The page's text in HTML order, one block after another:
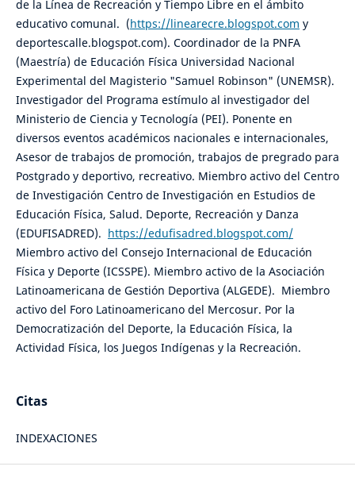
de la Línea de Recreación y Tiempo Libre en el ámbito
educativo comunal. (https://linearecre.blogspot.com y
deportescalle.blogspot.com). Coordinador de la PNFA
(Maestría) de Educación Física Universidad Nacional
Experimental del Magisterio "Samuel Robinson" (UNEMSR).
Investigador del Programa estímulo al investigador del
Ministerio de Ciencia y Tecnología (PEI). Ponente en
diversos eventos académicos nacionales e internacionales,
Asesor de trabajos de promoción, trabajos de pregrado para
Postgrado y deportivo, recreativo. Miembro activo del Centro
de Investigación Centro de Investigación en Estudios de
Educación Física, Salud. Deporte, Recreación y Danza
(EDUFISADRED). https://edufisadred.blogspot.com/
Miembro activo del Consejo Internacional de Educación
Física y Deporte (ICSSPE). Miembro activo de la Asociación
Latinoamericana de Gestión Deportiva (ALGEDE). Miembro
activo del Foro Latinoamericano del Mercosur. Por la
Democratización del Deporte, la Educación Física, la
Actividad Física, los Juegos Indígenas y la Recreación.
Citas
INDEXACIONES